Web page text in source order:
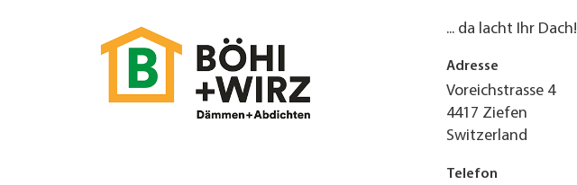
JOBS & KARRIERE
UNTERNEHMEN FINDEN
... da lacht Ihr Dach!
Adresse
Voreichstrasse 4
4417 Ziefen
Switzerland
Telefon